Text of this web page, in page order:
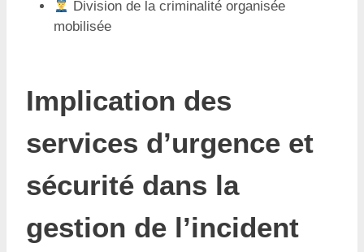
Division de la criminalité organisée
mobilisée
Implication des
services d’urgence et
sécurité dans la
gestion de l’incident